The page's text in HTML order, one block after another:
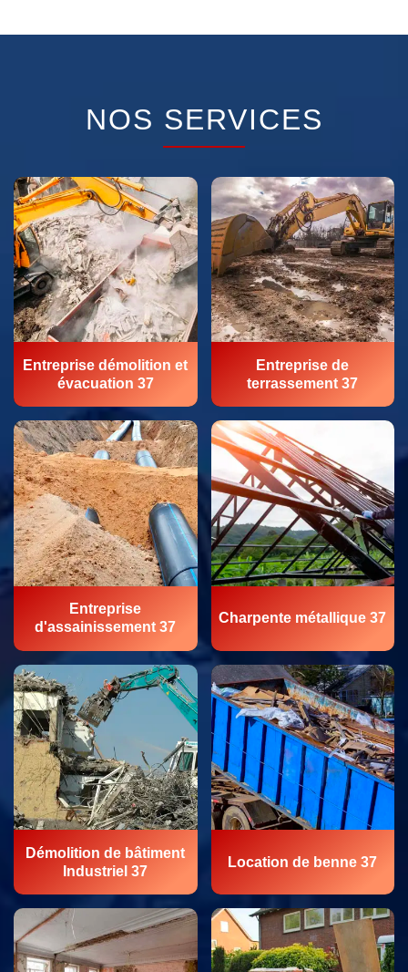
NOS SERVICES
Entreprise démolition et
évacuation 37
Entreprise de
terrassement 37
Entreprise
d'assainissement 37
Charpente métallique 37
Démolition de bâtiment
Industriel 37
Location de benne 37